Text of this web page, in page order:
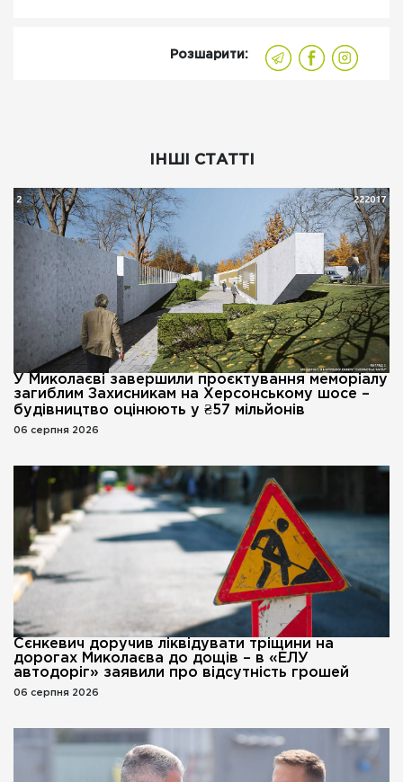
Розшарити:
ІНШІ СТАТТІ
У Миколаєві завершили проєктування меморіалу
загиблим Захисникам на Херсонському шосе –
будівництво оцінюють у ₴57 мільйонів
06 серпня 2026
Сєнкевич доручив ліквідувати тріщини на
дорогах Миколаєва до дощів – в «ЕЛУ
автодоріг» заявили про відсутність грошей
06 серпня 2026